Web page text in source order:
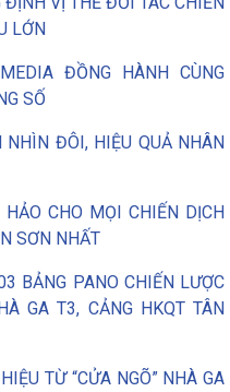
LỚN
ĐỒNG HÀNH CÙNG
SỐ
ĐÔI, HIỆU QUẢ NHÂN
CHO MỌI CHIẾN DỊCH
SƠN NHẤT
BẢNG PANO CHIẾN LƯỢC
GA T3, CẢNG HKQT TÂN
TỪ “CỬA NGÕ” NHÀ GA